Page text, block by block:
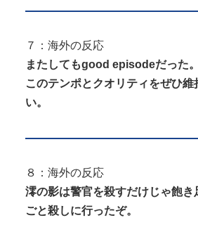
７：海外の反応
またしてもgood episodeだった。
このテンポとクオリティをぜひ維
い。
８：海外の反応
澪の影は警官を殺すだけじゃ飽き
ごと殺しに行ったぞ。